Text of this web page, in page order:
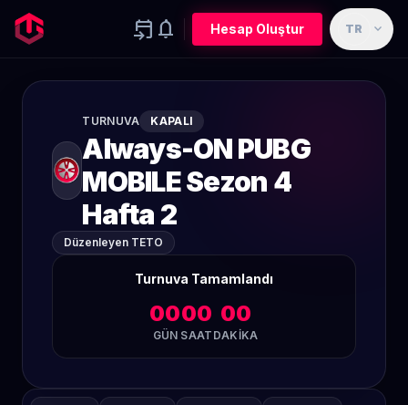
event_upcoming notifications Hesap Oluştur TR expand_more
TURNUVA KAPALI
Always-ON PUBG
MOBILE Sezon 4
Hafta 2
Düzenleyen TETO
Turnuva Tamamlandı
00
GÜN
00
SAAT
00
DAKIKA